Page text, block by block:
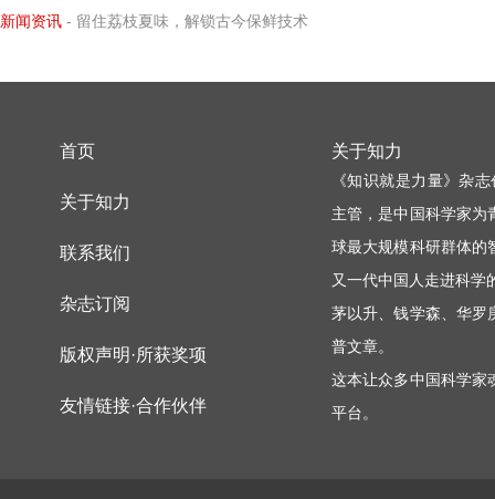
新闻资讯 - 留住荔枝夏味，解锁古今保鲜技术
首页
关于知力
联系我们
杂志订阅
版权声明·所获奖项
友情链接·合作伙伴
关于知力
《知识就是力量》杂
主管，是中国科学家为
球最大规模科研群体的
又一代中国人走进科学
茅以升、钱学森、华罗
普文章。
这本让众多中国科学家
平台。